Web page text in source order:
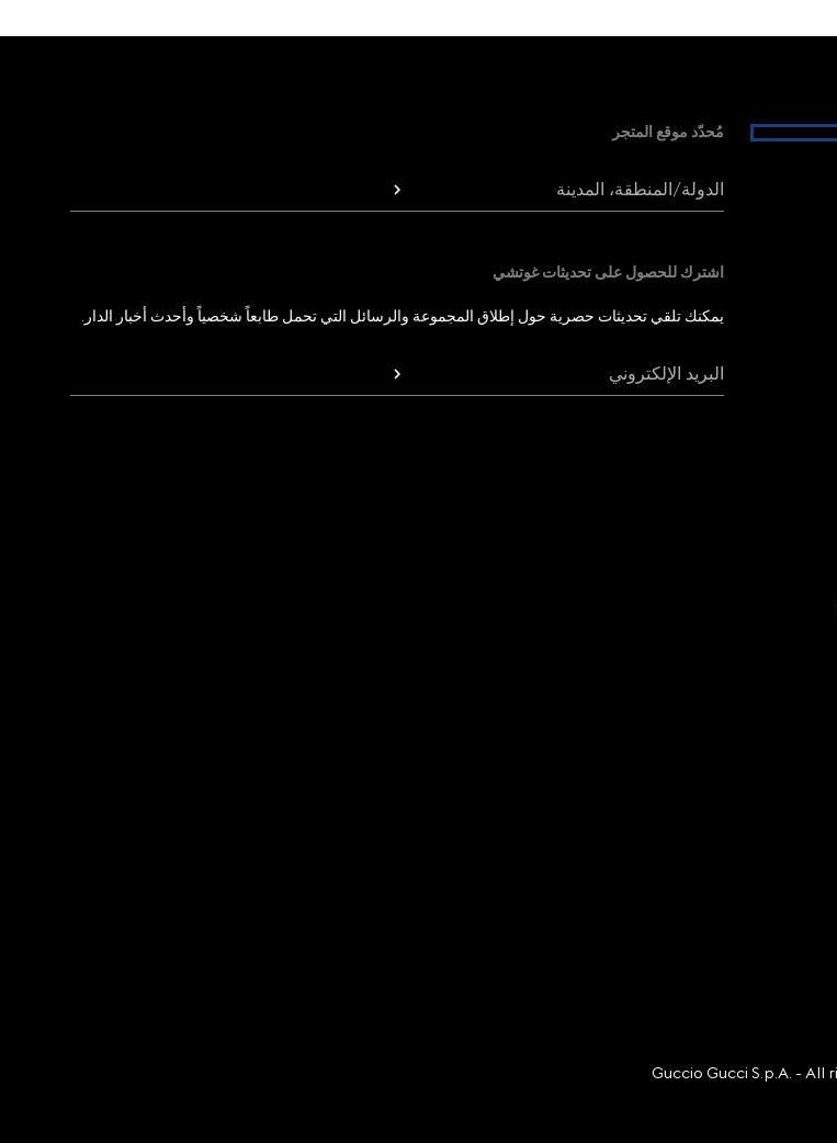
مُحدّد موقع المتجر
الدولة/المنطقة، المدينة
اشترك للحصول على تحديثات غوتشي
يمكنك تلقي تحديثات حصرية حول إطلاق المجموعة والرسائل التي تحمل طابعاً شخصياً وأحدث أخبار الدار.
البريد الإلكتروني